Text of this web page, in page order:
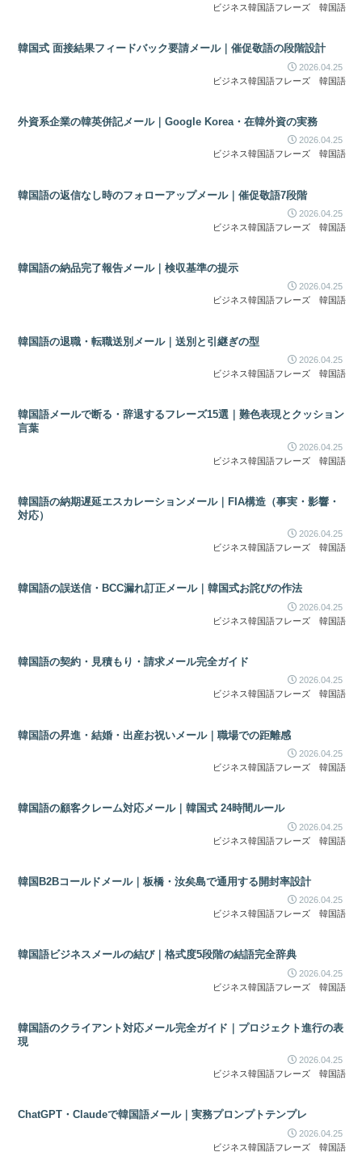
ビジネス韓国語フレーズ
韓国語
韓国式 面接結果フィードバック要請メール｜催促敬語の段階設計
2026.04.25
ビジネス韓国語フレーズ
韓国語
外資系企業の韓英併記メール｜Google Korea・在韓外資の実務
2026.04.25
ビジネス韓国語フレーズ
韓国語
韓国語の返信なし時のフォローアップメール｜催促敬語7段階
2026.04.25
ビジネス韓国語フレーズ
韓国語
韓国語の納品完了報告メール｜検収基準の提示
2026.04.25
ビジネス韓国語フレーズ
韓国語
韓国語の退職・転職送別メール｜送別と引継ぎの型
2026.04.25
ビジネス韓国語フレーズ
韓国語
韓国語メールで断る・辞退するフレーズ15選｜難色表現とクッション
言葉
2026.04.25
ビジネス韓国語フレーズ
韓国語
韓国語の納期遅延エスカレーションメール｜FIA構造（事実・影響・
対応）
2026.04.25
ビジネス韓国語フレーズ
韓国語
韓国語の誤送信・BCC漏れ訂正メール｜韓国式お詫びの作法
2026.04.25
ビジネス韓国語フレーズ
韓国語
韓国語の契約・見積もり・請求メール完全ガイド
2026.04.25
ビジネス韓国語フレーズ
韓国語
韓国語の昇進・結婚・出産お祝いメール｜職場での距離感
2026.04.25
ビジネス韓国語フレーズ
韓国語
韓国語の顧客クレーム対応メール｜韓国式 24時間ルール
2026.04.25
ビジネス韓国語フレーズ
韓国語
韓国B2Bコールドメール｜板橋・汝矣島で通用する開封率設計
2026.04.25
ビジネス韓国語フレーズ
韓国語
韓国語ビジネスメールの結び｜格式度5段階の結語完全辞典
2026.04.25
ビジネス韓国語フレーズ
韓国語
韓国語のクライアント対応メール完全ガイド｜プロジェクト進行の表
現
2026.04.25
ビジネス韓国語フレーズ
韓国語
ChatGPT・Claudeで韓国語メール｜実務プロンプトテンプレ
2026.04.25
ビジネス韓国語フレーズ
韓国語